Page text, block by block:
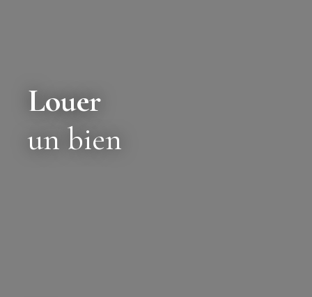
Louer
un bien